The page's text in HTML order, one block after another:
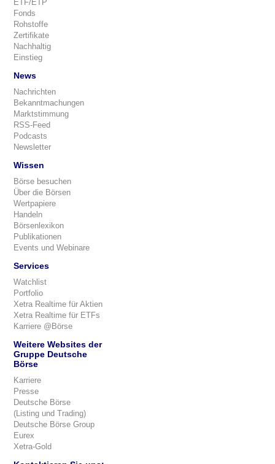
ETF/ETP
Fonds
Rohstoffe
Zertifikate
Nachhaltig
Einstieg
News
Nachrichten
Bekanntmachungen
Marktstimmung
RSS-Feed
Podcasts
Newsletter
Wissen
Börse besuchen
Über die Börsen
Wertpapiere
Handeln
Börsenlexikon
Publikationen
Events und Webinare
Services
Watchlist
Portfolio
Xetra Realtime für Aktien
Xetra Realtime für ETFs
Karriere @Börse
Weitere Websites der
Gruppe Deutsche
Börse
Karriere
Presse
Deutsche Börse
(Listing und Trading)
Deutsche Börse Group
Eurex
Xetra-Gold